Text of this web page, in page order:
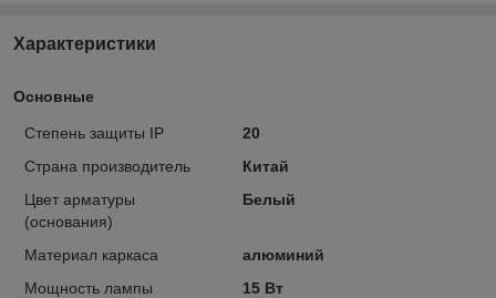
Характеристики
Основные
Степень защиты IP
20
Страна производитель
Китай
Цвет арматуры
(основания)
Белый
Материал каркаса
алюминий
Мощность лампы
15 Вт